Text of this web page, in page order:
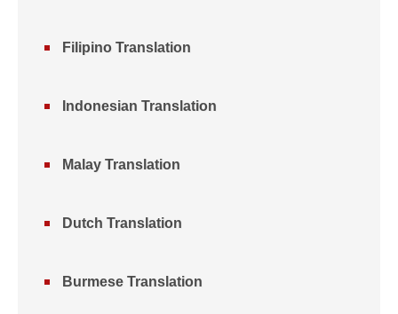
Filipino Translation
Indonesian Translation
Malay Translation
Dutch Translation
Burmese Translation